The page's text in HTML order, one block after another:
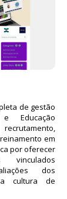
de gestão
Educação
em
por oferecer
dos
cultura de